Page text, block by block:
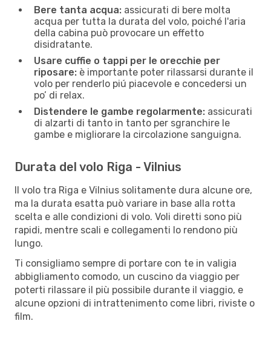
Bere tanta acqua: assicurati di bere molta
acqua per tutta la durata del volo, poiché l'aria
della cabina può provocare un effetto
disidratante.
Usare cuffie o tappi per le orecchie per
riposare: è importante poter rilassarsi durante il
volo per renderlo piú piacevole e concedersi un
po’ di relax.
Distendere le gambe regolarmente: assicurati
di alzarti di tanto in tanto per sgranchire le
gambe e migliorare la circolazione sanguigna.
Durata del volo Riga - Vilnius
Il volo tra Riga e Vilnius solitamente dura alcune ore,
ma la durata esatta può variare in base alla rotta
scelta e alle condizioni di volo. Voli diretti sono più
rapidi, mentre scali e collegamenti lo rendono più
lungo.
Ti consigliamo sempre di portare con te in valigia
abbigliamento comodo, un cuscino da viaggio per
poterti rilassare il più possibile durante il viaggio, e
alcune opzioni di intrattenimento come libri, riviste o
film.